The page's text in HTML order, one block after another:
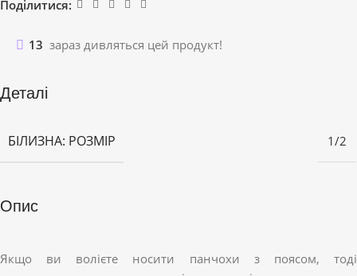
Поділитися:
13 зараз дивляться цей продукт!
Деталі
БІЛИЗНА: РОЗМІР 1/2
Опис
Якщо ви волієте носити панчохи з поясом, тоді